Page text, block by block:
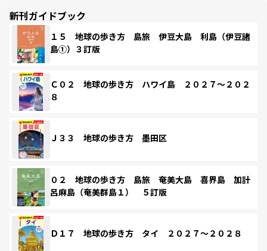
新刊ガイドブック
１５ 地球の歩き方 島旅 伊豆大島 利島（伊豆諸
島①）３訂版
Ｃ０２ 地球の歩き方 ハワイ島 ２０２７～２０２
８
Ｊ３３ 地球の歩き方 墨田区
０２ 地球の歩き方 島旅 奄美大島 喜界島 加計
呂麻島（奄美群島１） ５訂版
Ｄ１７ 地球の歩き方 タイ ２０２７～２０２８